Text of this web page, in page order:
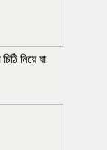
নিয়ে যা